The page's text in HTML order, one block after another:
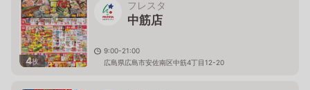
4枚
フレスタ
中筋店
9:00-21:00
広島県広島市安佐南区中筋4丁目12-20